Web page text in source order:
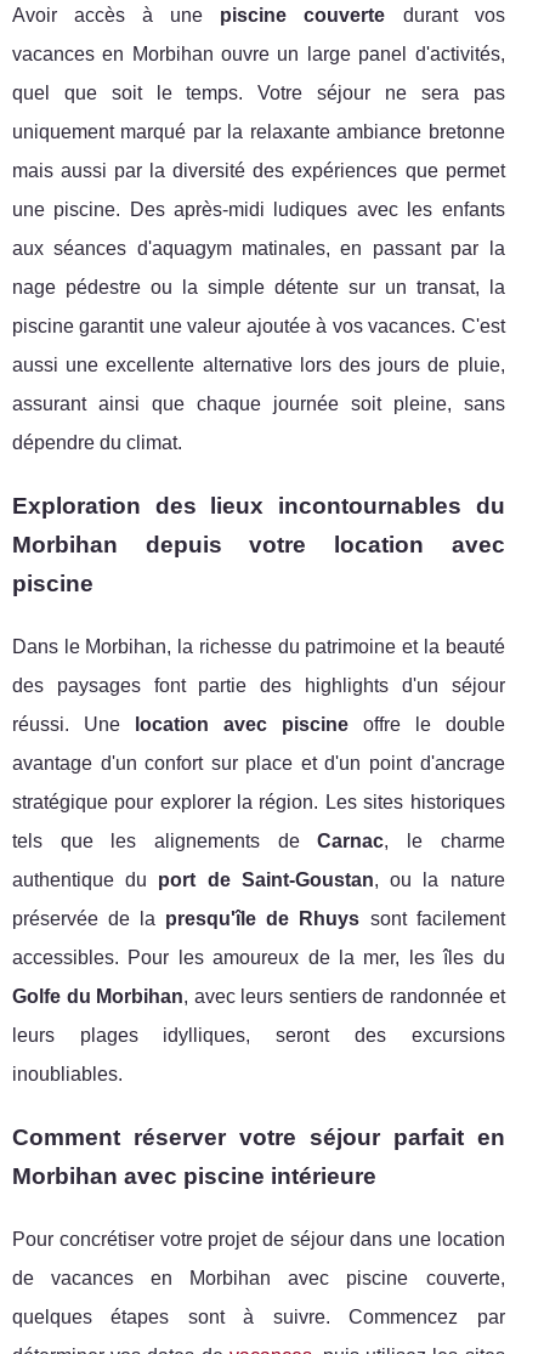
Avoir accès à une piscine couverte durant vos
vacances en Morbihan ouvre un large panel d'activités,
quel que soit le temps. Votre séjour ne sera pas
uniquement marqué par la relaxante ambiance bretonne
mais aussi par la diversité des expériences que permet
une piscine. Des après-midi ludiques avec les enfants
aux séances d'aquagym matinales, en passant par la
nage pédestre ou la simple détente sur un transat, la
piscine garantit une valeur ajoutée à vos vacances. C'est
aussi une excellente alternative lors des jours de pluie,
assurant ainsi que chaque journée soit pleine, sans
dépendre du climat.
Exploration des lieux incontournables du
Morbihan depuis votre location avec
piscine
Dans le Morbihan, la richesse du patrimoine et la beauté
des paysages font partie des highlights d'un séjour
réussi. Une
location avec piscineoffre le double
avantage d'un confort sur place et d'un point d'ancrage
stratégique pour explorer la région. Les sites historiques
tels que les alignements deCarnac, le charme
authentique du port de Saint-Goustan, ou la nature
préservée de la presqu'île de Rhuys sont facilement
accessibles. Pour les amoureux de la mer, les îles du
Golfe du Morbihan, avec leurs sentiers de randonnée et
leurs plages idylliques, seront des excursions
inoubliables.
Comment réserver votre séjour parfait en
Morbihan avec piscine intérieure
Pour concrétiser votre projet de séjour dans une location
de vacances en Morbihan avec piscine couverte,
quelques étapes sont à suivre. Commencez par